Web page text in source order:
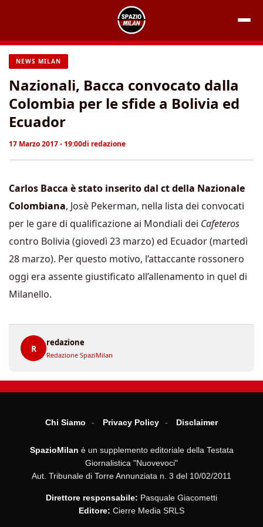
contenuto
NEWS MILAN
Nazionali, Bacca convocato dalla
Colombia per le sfide a Bolivia ed
Ecuador
17 Marzo 2017 - 19:00di redazione
Carlos Bacca è stato inserito dal ct della Nazionale
Colombiana, Josè Pekerman, nella lista dei convocati
per le gare di qualificazione ai Mondiali dei Cafeteros
contro Bolivia (giovedì 23 marzo) ed Ecuador (martedì
28 marzo). Per questo motivo, l’attaccante rossonero
oggi era assente giustificato all’allenamento in quel di
Milanello.
R
redazione
Redazione SpaziMilan
Chi Siamo Privacy Policy Disclaimer
SpazioMilan è un supplemento editoriale della Testata
Giornalistica "Nuovevoci"
Aut. Tribunale di Torre Annunziata n. 3 del 10/02/2011
Direttore responsabile: Pasquale Giacometti
Editore: Cierre Media SRLS